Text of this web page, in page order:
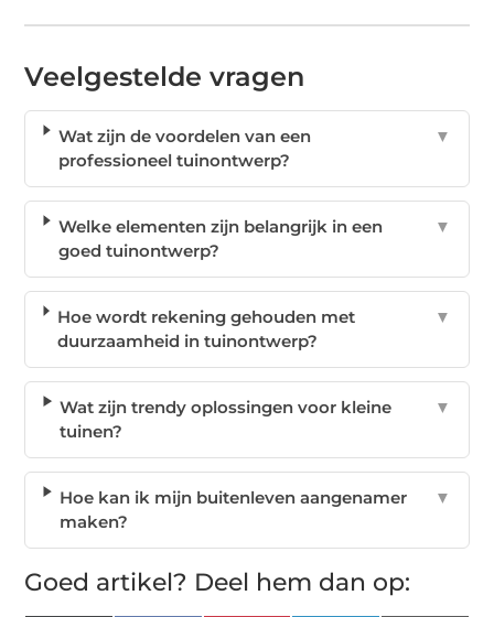
Veelgestelde vragen
Wat zijn de voordelen van een
professioneel tuinontwerp?
▼
Welke elementen zijn belangrijk in een
goed tuinontwerp?
▼
Hoe wordt rekening gehouden met
duurzaamheid in tuinontwerp?
▼
Wat zijn trendy oplossingen voor kleine
tuinen?
▼
Hoe kan ik mijn buitenleven aangenamer
maken?
▼
Goed artikel? Deel hem dan op: